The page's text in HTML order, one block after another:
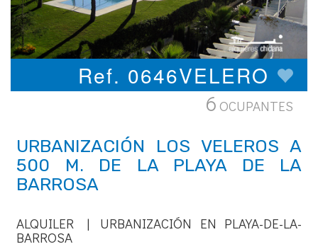
Ref. 0646VELERO
6 OCUPANTES
URBANIZACIÓN LOS VELEROS A
500 M. DE LA PLAYA DE LA
BARROSA
ALQUILER | URBANIZACIÓN EN PLAYA-DE-LA-
BARROSA